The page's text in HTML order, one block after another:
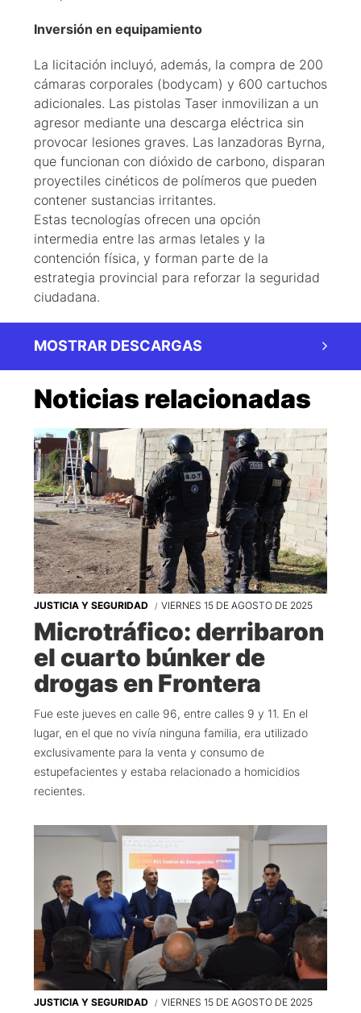
Inversión en equipamiento
La licitación incluyó, además, la compra de 200
cámaras corporales (bodycam) y 600 cartuchos
adicionales. Las pistolas Taser inmovilizan a un
agresor mediante una descarga eléctrica sin
provocar lesiones graves. Las lanzadoras Byrna,
que funcionan con dióxido de carbono, disparan
proyectiles cinéticos de polímeros que pueden
contener sustancias irritantes.
Estas tecnologías ofrecen una opción
intermedia entre las armas letales y la
contención física, y forman parte de la
estrategia provincial para reforzar la seguridad
ciudadana.
MOSTRAR DESCARGAS
Noticias relacionadas
JUSTICIA Y SEGURIDAD VIERNES 15 DE AGOSTO DE 2025
Microtráfico: derribaron
el cuarto búnker de
drogas en Frontera
Fue este jueves en calle 96, entre calles 9 y 11. En el
lugar, en el que no vivía ninguna familia, era utilizado
exclusivamente para la venta y consumo de
estupefacientes y estaba relacionado a homicidios
recientes.
JUSTICIA Y SEGURIDAD VIERNES 15 DE AGOSTO DE 2025